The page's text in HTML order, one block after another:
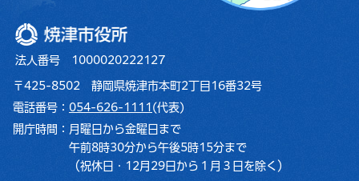
焼津市役所
法人番号 1000020222127
〒425-8502 静岡県焼津市本町2丁目16番32号
電話番号： 054-626-1111 (代表)
開庁時間： 月曜日から金曜日まで
午前8時30分から午後5時15分まで
（祝休日・12月29日から１月３日を除く）